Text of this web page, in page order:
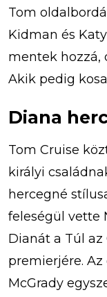
Tom
Kidman és
mentek hozzá,
Akik pedig
Diana
Tom Cruise
királyi
hercegné
feleségül vette
Dianát a Túl
premierjére.
McGrady